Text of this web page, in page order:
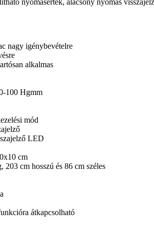
nyomásérték, alacsony nyomás
nagy igénybevételre
alkalmas
100 Hgmm
mód
LED
cm
203 cm hosszú és 86 cm széles
átkapcsolható